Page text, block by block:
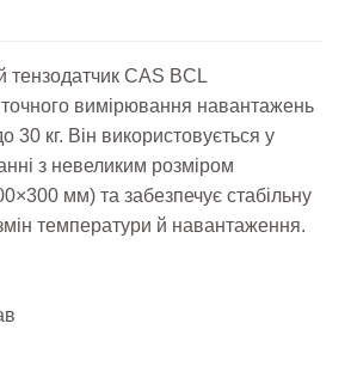
тензодатчик CAS BCL
вимірювання навантажень
30 кг. Він використовується у
з невеликим розміром
мм) та забезпечує стабільну
температури й навантаження.